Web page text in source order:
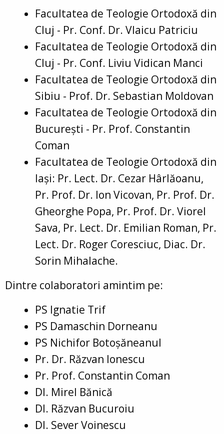
Facultatea de Teologie Ortodoxă din
Cluj - Pr. Conf. Dr. Vlaicu Patriciu
Facultatea de Teologie Ortodoxă din
Cluj - Pr. Conf. Liviu Vidican Manci
Facultatea de Teologie Ortodoxă din
Sibiu - Prof. Dr. Sebastian Moldovan
Facultatea de Teologie Ortodoxă din
București - Pr. Prof. Constantin
Coman
Facultatea de Teologie Ortodoxă din
Iași: Pr. Lect. Dr. Cezar Hârlăoanu,
Pr. Prof. Dr. Ion Vicovan, Pr. Prof. Dr.
Gheorghe Popa, Pr. Prof. Dr. Viorel
Sava, Pr. Lect. Dr. Emilian Roman, Pr.
Lect. Dr. Roger Coresciuc, Diac. Dr.
Sorin Mihalache.
Dintre colaboratori amintim pe:
PS Ignatie Trif
PS Damaschin Dorneanu
PS Nichifor Botoșăneanul
Pr. Dr. Răzvan Ionescu
Pr. Prof. Constantin Coman
Dl. Mirel Bănică
Dl. Răzvan Bucuroiu
Dl. Sever Voinescu